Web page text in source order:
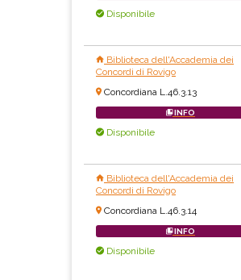
Disponibile
Biblioteca dell'Accademia dei
Concordi di Rovigo
Concordiana L.46.3.13
INFO
Disponibile
Biblioteca dell'Accademia dei
Concordi di Rovigo
Concordiana L.46.3.14
INFO
Disponibile